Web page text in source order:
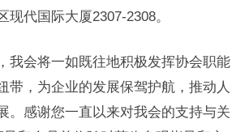
现代国际大厦2307-2308。
我会将一如既往地积极发挥协会职能
带，为企业的发展保驾护航，推动人
。感谢您一直以来对我会的支持与关